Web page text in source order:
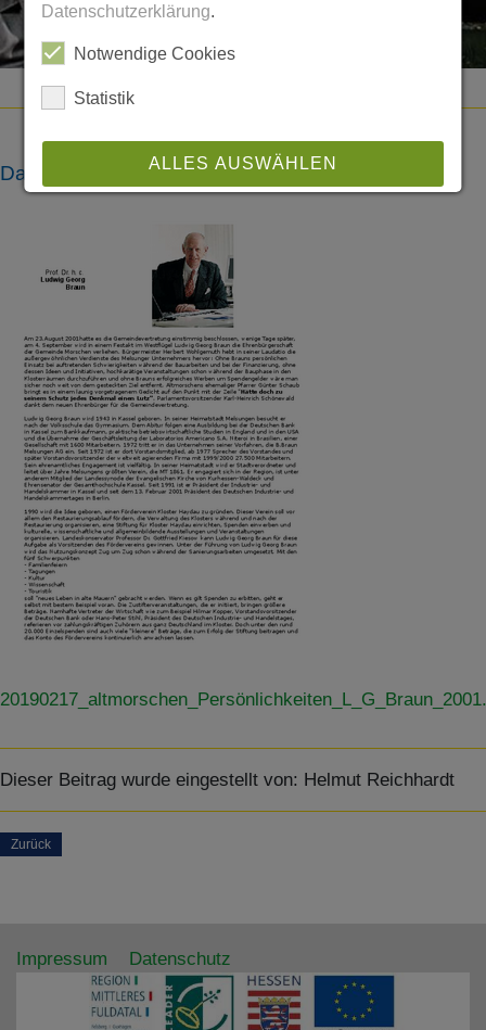
Dateien
Dieser Beitrag wurde eingestellt von: Helmut Reichhardt
Zurück
Impressum Datenschutz
Datenschutzerklärung.
Notwendige Cookies
Statistik
ALLES AUSWÄHLEN
SPEICHERN
Details anzeigen
Impressum|Datenschutz